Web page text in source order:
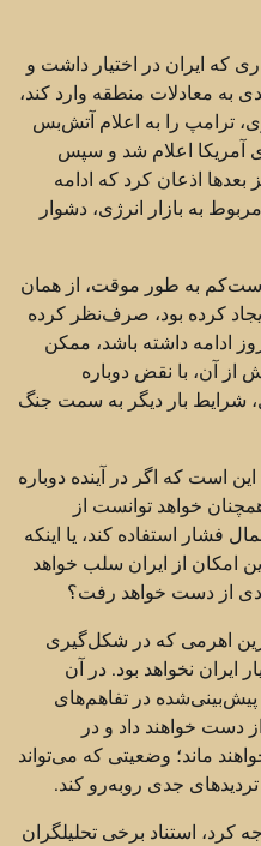
که ایران در اختیار داشت و
به معادلات منطقه وارد کند،
ترامپ را به اعلام آتش‌بس
آمریکا اعلام شد و سپس
بعدها اذعان کرد که ادامه
به بازار انرژی، دشوار
به طور موقت، از همان
کرده بود، صرف‌نظر کرده
ادامه داشته باشد، ممکن
از آن، با نقض دوباره
شرایط بار دیگر به سمت جنگ
است که اگر در آینده دوباره
خواهد توانست از
فشار استفاده کند، یا اینکه
امکان از ایران سلب خواهد
از دست خواهد رفت؟
اهرمی که در شکل‌گیری
نخواهد بود. در آن
در تفاهم‌های
دست خواهند داد و در
ماند؛ وضعیتی که می‌تواند
تردیدهای جدی روبه‌رو کند.
کرد، استناد برخی تحلیلگران